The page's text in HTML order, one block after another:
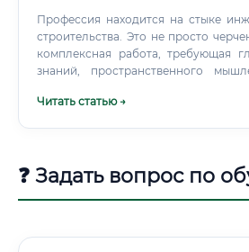
Профессия находится на стыке
строительства. Это не просто
комплексная работа, требующая
знаний, пространственного
это невидимая, но безупречно
Читать статью →
❓ Задать вопрос по